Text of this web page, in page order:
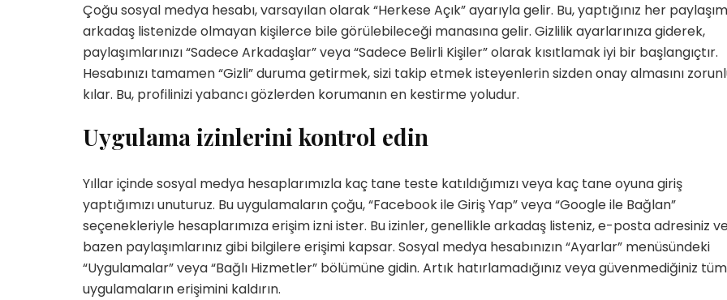
Çoğu sosyal medya hesabı, varsayılan olarak “Herkese Açık” ayarıyla gelir. Bu, yaptığınız her
arkadaş listenizde olmayan kişilerce bile görülebileceği manasına gelir. Gizlilik ayarlarınıza giderek,
paylaşımlarınızı “Sadece Arkadaşlar” veya “Sadece Belirli Kişiler” olarak kısıtlamak iyi bir başlangıçtır.
Hesabınızı tamamen “Gizli” duruma getirmek, sizi takip etmek isteyenlerin sizden onay almasını
kılar. Bu, profilinizi yabancı gözlerden korumanın en kestirme yoludur.
Uygulama izinlerini kontrol edin
Yıllar içinde sosyal medya hesaplarımızla kaç tane teste katıldığımızı veya kaç tane oyuna giriş
yaptığımızı unuturuz. Bu uygulamaların çoğu, “Facebook ile Giriş Yap” veya “Google ile Bağlan”
seçenekleriyle hesaplarımıza erişim izni ister. Bu izinler, genellikle arkadaş listeniz, e-posta adresiniz
bazen paylaşımlarınız gibi bilgilere erişimi kapsar. Sosyal medya hesabınızın “Ayarlar” menüsündeki
“Uygulamalar” veya “Bağlı Hizmetler” bölümüne gidin. Artık hatırlamadığınız veya güvenmediğiniz tüm
uygulamaların erişimini kaldırın.
Organizasyon@nilatasarimatolyesi, Yetenekli
Kadınlar
Yetenekli Kadınlar
Sahibi, Girişimci,
Kadınlar